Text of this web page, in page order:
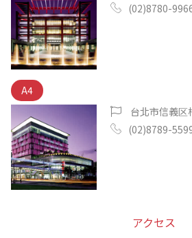
(02)8780-
A4
台北市信義区
(02)8789-
アクセス